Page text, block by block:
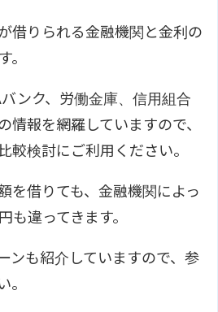
借りられる金融機関と金利の
。
ンク、労働金庫、信用組合
情報を網羅していますので、
較検討にご利用ください。
を借りても、金融機関によっ
も違ってきます。
ンも紹介していますので、参
。